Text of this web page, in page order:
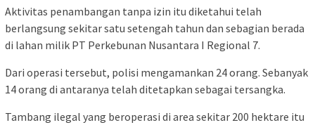
Aktivitas penambangan tanpa izin itu diketahui telah
berlangsung sekitar satu setengah tahun dan sebagian berada
di lahan milik PT Perkebunan Nusantara I Regional 7.
Dari operasi tersebut, polisi mengamankan 24 orang. Sebanyak
14 orang di antaranya telah ditetapkan sebagai tersangka.
Tambang ilegal yang beroperasi di area sekitar 200 hektare itu